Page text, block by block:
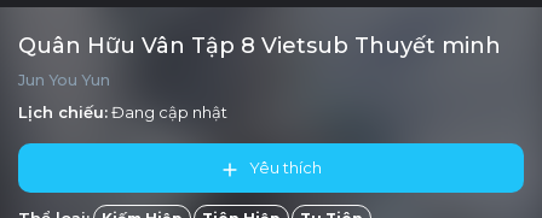
Quân Hữu Vân Tập 8 Vietsub Thuyết minh
Jun You Yun
Lịch chiếu:Đang cập nhật
Yêu thích